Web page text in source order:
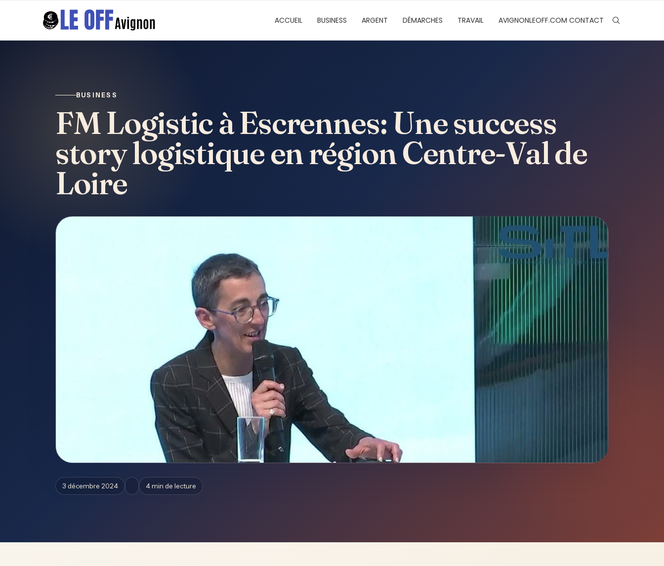
ACCUEIL BUSINESS ARGENT DÉMARCHES TRAVAIL AVIGNONLEOFF.COM CONTACT
BUSINESS
FM Logistic à Escrennes: Une success
story logistique en région Centre-Val de
Loire
3 décembre 2024 4 min de lecture